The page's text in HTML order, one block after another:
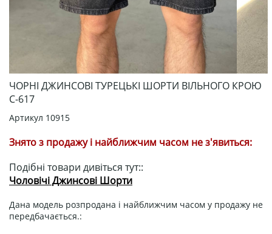
ЧОРНІ ДЖИНСОВІ ТУРЕЦЬКІ ШОРТИ ВІЛЬНОГО КРОЮ
С-617
Артикул 10915
Знято з продажу і найближчим часом не з'явиться:
Подібні товари дивіться тут::
Чоловічі Джинсові Шорти
Дана модель розпродана і найближчим часом у продажу не
передбачається.: